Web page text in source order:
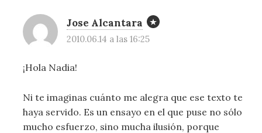
Jose Alcantara
2010.06.14 a las 16:25
¡Hola Nadia!
Ni te imaginas cuánto me alegra que ese texto te
haya servido. Es un ensayo en el que puse no sólo
mucho esfuerzo, sino mucha ilusión, porque